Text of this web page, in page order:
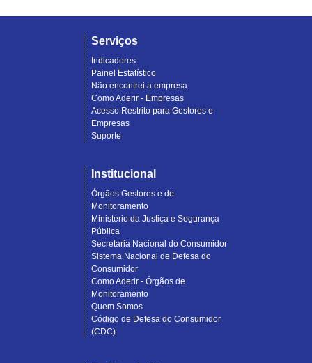
Serviços
Indicadores
Painel Estatístico
Não encontrei a empresa
Como Aderir - Empresas
Acesso Restrito para Gestores e
Empresas
Suporte
Institucional
Órgãos Gestores e de
Monitoramento
Ministério da Justiça e Segurança
Pública
Secretaria Nacional do Consumidor
Sistema Nacional de Defesa do
Consumidor
Como Aderir - Órgãos de
Monitoramento
Quem Somos
Código de Defesa do Consumidor
(CDC)